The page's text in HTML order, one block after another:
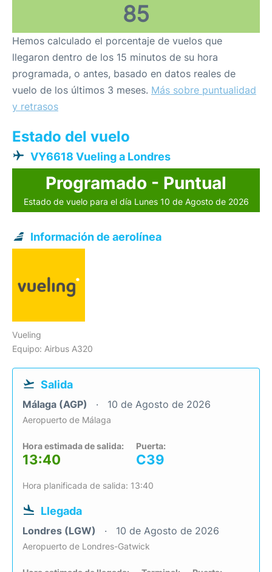
85
Hemos calculado el porcentaje de vuelos que
llegaron dentro de los 15 minutos de su hora
programada, o antes, basado en datos reales de
vuelo de los últimos 3 meses. Más sobre puntualidad
y retrasos
Estado del vuelo
VY6618 Vueling a Londres
Programado - Puntual
Estado de vuelo para el día Lunes 10 de Agosto de 2026
Información de aerolínea
Vueling
Equipo: Airbus A320
Salida
Málaga (AGP) 10 de Agosto de 2026
Aeropuerto de Málaga
Hora estimada de salida:
13:40
Puerta:
C39
Hora planificada de salida: 13:40
Llegada
Londres (LGW) 10 de Agosto de 2026
Aeropuerto de Londres-Gatwick